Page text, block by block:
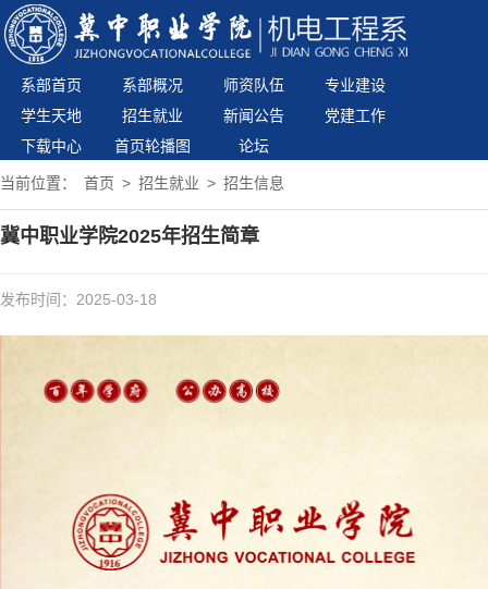
系部首页 系部概况 师资队伍
专业建设
学生天地
招生就业 新闻公告
党建工作
下载中心
首页轮播图 论坛
当前位置： 首页 > 招生就业 > 招生信息
冀中职业学院2025年招生简章
发布时间：2025-03-18